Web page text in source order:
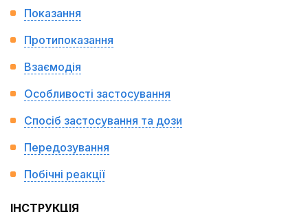
Показання
Протипоказання
Взаємодія
Особливості застосування
Спосіб застосування та дози
Передозування
Побічні реакції
ІНСТРУКЦІЯ